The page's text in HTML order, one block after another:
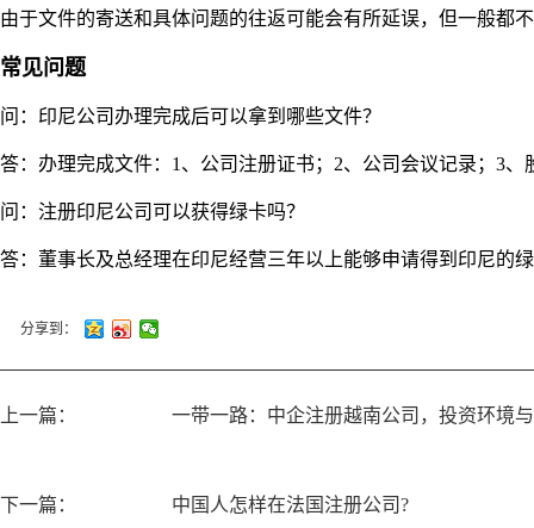
由于文件的寄送和具体问题的往返可能会有所延误，但一般都
常见问题
问：印尼公司办理完成后可以拿到哪些文件？
答：办理完成文件：1、公司注册证书；2、公司会议记录；3
问：注册印尼公司可以获得绿卡吗？
答：董事长及总经理在印尼经营三年以上能够申请得到印尼的
分享到：
上一篇： 一带一路：中企注册越南公司，投资环境
下一篇： 中国人怎样在法国注册公司?